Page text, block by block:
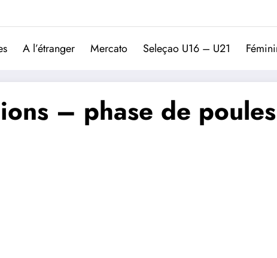
Trivela
L'actualité du
A l’étranger Mercato Seleçao U16 – U21
– phase de